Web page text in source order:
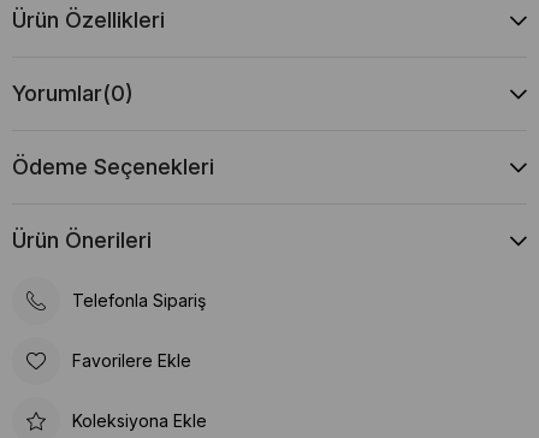
Ürün Özellikleri
Yorumlar(0)
Ödeme Seçenekleri
Ürün Önerileri
Telefonla Sipariş
Favorilere Ekle
Koleksiyona Ekle